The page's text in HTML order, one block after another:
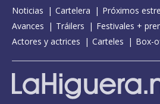
Noticias Cartelera Próximos
Avances
Tráilers
Festivales +
Actores y actrices
Carteles Box-